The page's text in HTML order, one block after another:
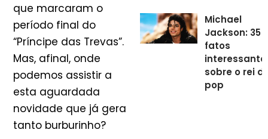
que marcaram o
período final do
“Príncipe das Trevas”.
Mas, afinal, onde
podemos assistir a
esta aguardada
novidade que já gera
tanto burburinho?
Michael
Jackson: 35
fatos
sobre o rei
pop